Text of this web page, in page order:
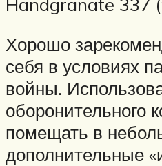
Хорошо
себя в условиях
войны.
оборонительного
помещать в
дополнительные